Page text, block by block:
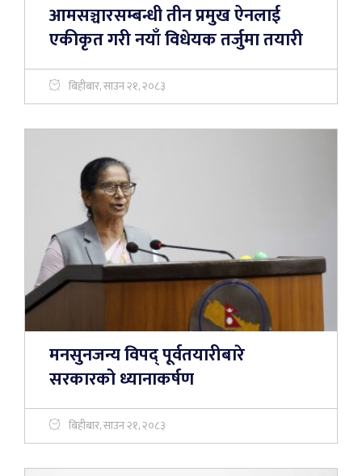
आमसञ्चारसम्बन्धी तीन प्रमुख ऐनलाई
एकीकृत गरी नयाँ विधेयक तर्जुमा तयारी
बिहीबार, साउन २१, २०८३
मनसुनजन्य विपद् पूर्वतयारीबारे
सरकारको ध्यानाकर्षण
बिहीबार, साउन २१, २०८३